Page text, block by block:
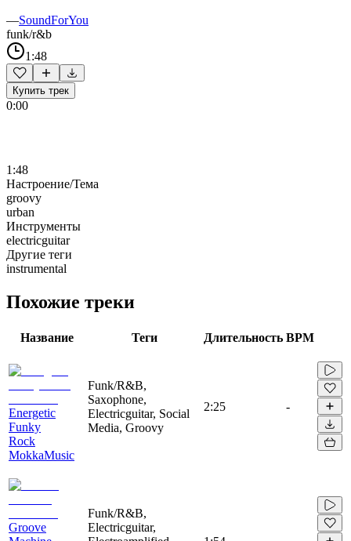
—SoundForYou
funk/r&b
1:48
Купить трек
0:00
1:48
Настроение/Тема
groovy
urban
Инструменты
electricguitar
Другие теги
instrumental
Похожие треки
Название Теги Длительность BPM
Energetic
Funky
Rock
MokkaMusic
Funk/R&B,
Saxophone,
Electricguitar, Social
Media, Groovy
2:25 -
Groove
Funk/R&B,
Electricguitar,